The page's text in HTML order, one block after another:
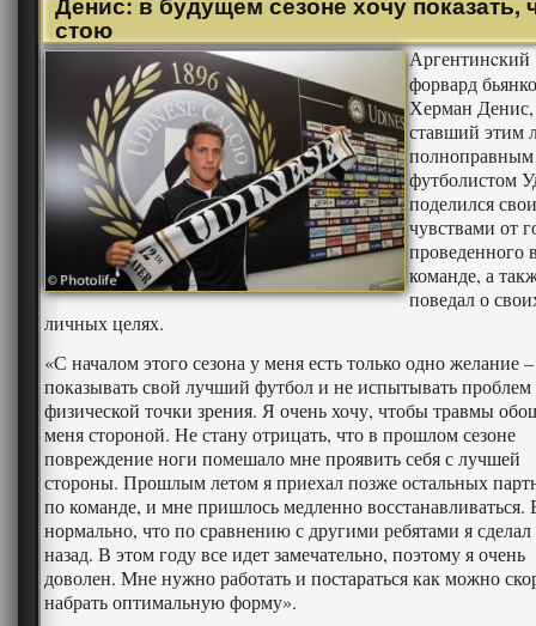
стою
Аргентинcкий
форвард
Херман Денис,
ставший этим
полноправным
футболистом
поделился
чувствами от
проведенного
команде, а
поведал о
личных целях.
«С началом этого сезона у меня есть только одно желание –
показывать свой лучший футбол и не испытывать проблем
физической точки зрения. Я очень хочу, чтобы травмы
меня стороной. Не стану отрицать, что в прошлом сезоне
повреждение ноги помешало мне проявить себя с лучшей
стороны. Прошлым летом я приехал позже остальных
по команде, и мне пришлось медленно восстанавливаться.
нормально, что по сравнению с другими ребятами я
назад. В этом году все идет замечательно, поэтому я очень
доволен. Мне нужно работать и постараться как можно
набрать оптимальную форму».